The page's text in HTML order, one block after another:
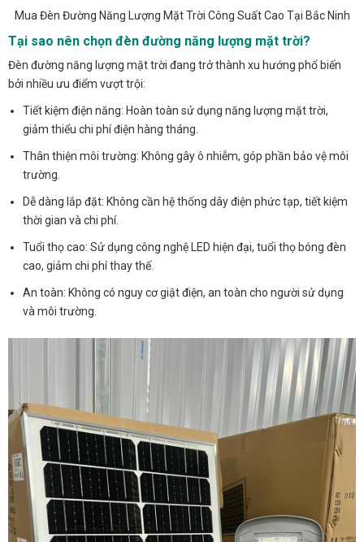
Mua Đèn Đường Năng Lượng Mặt Trời Công Suất Cao Tại Bắc Ninh
Tại sao nên chọn đèn đường năng lượng mặt trời?
Đèn đường năng lượng mặt trời đang trở thành xu hướng phổ biến
bởi nhiều ưu điểm vượt trội:
Tiết kiệm điện năng: Hoàn toàn sử dụng năng lượng mặt trời,
giảm thiểu chi phí điện hàng tháng.
Thân thiện môi trường: Không gây ô nhiễm, góp phần bảo vệ môi
trường.
Dễ dàng lắp đặt: Không cần hệ thống dây điện phức tạp, tiết kiệm
thời gian và chi phí.
Tuổi thọ cao: Sử dụng công nghệ LED hiện đại, tuổi thọ bóng đèn
cao, giảm chi phí thay thế.
An toàn: Không có nguy cơ giật điện, an toàn cho người sử dụng
và môi trường.